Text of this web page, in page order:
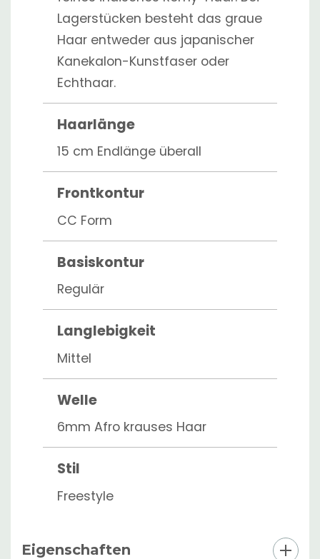
Lagerstücken besteht das graue
Haar entweder aus japanischer
Kanekalon-Kunstfaser oder
Echthaar.
Haarlänge
15 cm Endlänge überall
Frontkontur
CC Form
Basiskontur
Regulär
Langlebigkeit
Mittel
Welle
6mm Afro krauses Haar
Stil
Freestyle
Eigenschaften